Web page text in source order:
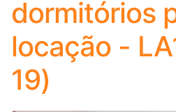
dormitórios
locação -
19)